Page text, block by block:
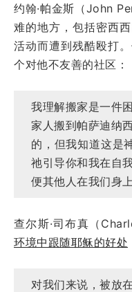
约翰·帕金斯（John
难的地方，包括密西
活动而遭到残酷殴打
个对他不友善的社区：
我理解搬家是一件
家人搬到帕萨迪纳
的，但我知道这是
祂引导你和我在自
便其他人在我们身
查尔斯·司布真（
环境中跟随耶稣的好处
对我们来说，被放